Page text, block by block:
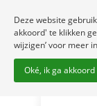
Deze website
akkoord' te klikken
wijzigen’ voor meer
Oké, ik ga akkoord